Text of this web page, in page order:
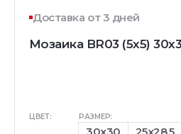
Доставка от 3 дней
Мозаика BR03 (5х5)
ЦВЕТ: РАЗМЕР:
30x30 25x28.5